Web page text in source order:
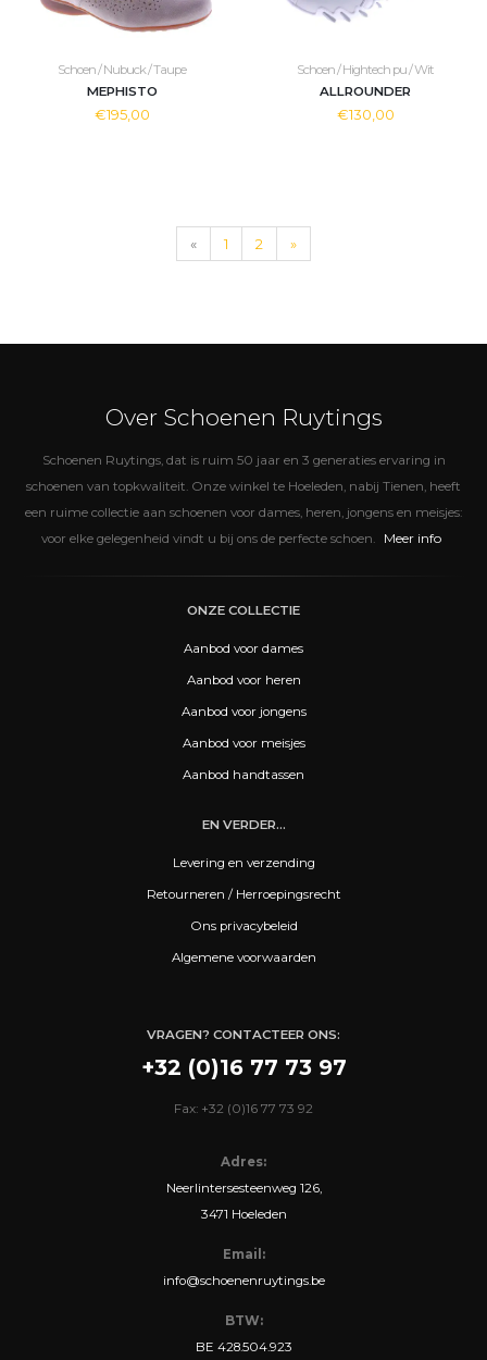
Schoen / Nubuck / Taupe
MEPHISTO
€195,00
Schoen / Hightech pu / Wit
ALLROUNDER
€130,00
« 1 2 »
Over Schoenen Ruytings
Schoenen Ruytings, dat is ruim 50 jaar en 3 generaties ervaring in
schoenen van topkwaliteit. Onze winkel te Hoeleden, nabij Tienen, heeft
een ruime collectie aan schoenen voor dames, heren, jongens en meisjes:
voor elke gelegenheid vindt u bij ons de perfecte schoen.
Meer info
ONZE COLLECTIE
Aanbod voor dames
Aanbod voor heren
Aanbod voor jongens
Aanbod voor meisjes
Aanbod handtassen
EN VERDER...
Levering en verzending
Retourneren / Herroepingsrecht
Ons privacybeleid
Algemene voorwaarden
VRAGEN? CONTACTEER ONS:
+32 (0)16 77 73 97
Fax: +32 (0)16 77 73 92
Adres:
Neerlintersesteenweg 126,
3471 Hoeleden
Email:
info@schoenenruytings.be
BTW:
BE 428.504.923